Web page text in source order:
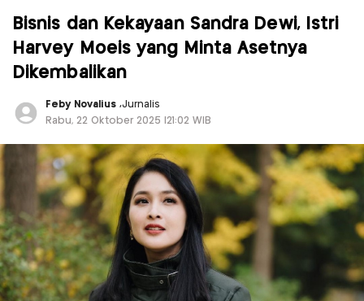
Bisnis dan Kekayaan Sandra Dewi, Istri
Harvey Moeis yang Minta Asetnya
Dikembalikan
Feby Novalius ,Jurnalis
Rabu, 22 Oktober 2025 |21:02 WIB